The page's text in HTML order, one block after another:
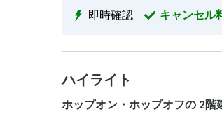
即時確認
キャンセル
ハイライト
ホップオン・ホップオフの 2階